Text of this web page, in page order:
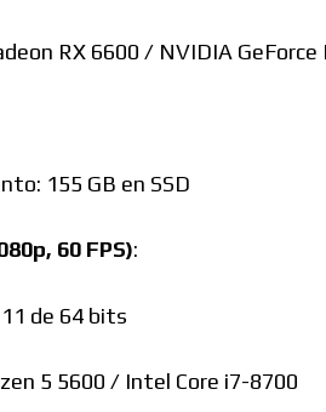
RX 6600 / NVIDIA GeForce
155 GB en SSD
60 FPS):
de 64 bits
5 5600 / Intel Core i7-8700